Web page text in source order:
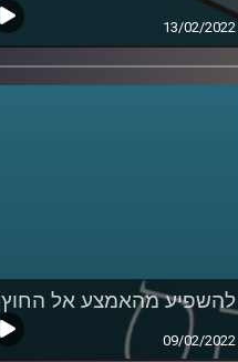
13/02/2022
להשפיע מהאמצע אל החוץ
09/02/2022